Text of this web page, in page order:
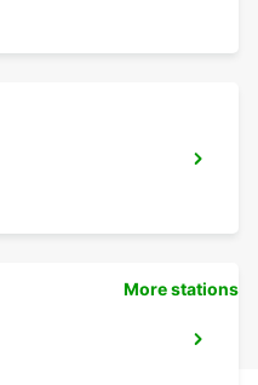
More stations